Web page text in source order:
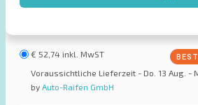
€ 52,74 inkl. MwST
Voraussichtliche Lieferzeit - Do. 13 Aug. -
by Auto-Raifen GmbH